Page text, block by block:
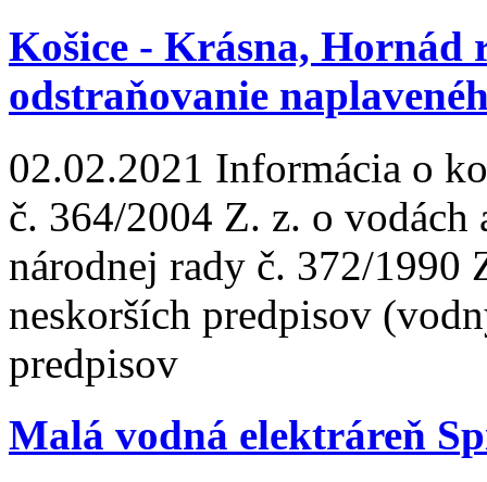
Košice - Krásna, Hornád
odstraňovanie
02.02.2021 Informácia o
č. 364/2004 Z. z. o vodách
národnej rady č. 372/1990
neskorších predpisov
predpisov
Malá vodná elektráreň